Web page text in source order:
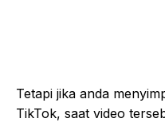
Tetapi jika anda
TikTok, saat video